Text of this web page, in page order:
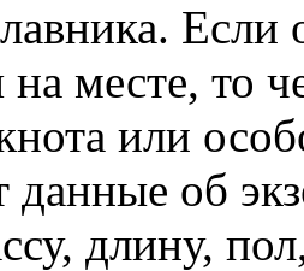
Если
на месте,
или
данные об
длину,